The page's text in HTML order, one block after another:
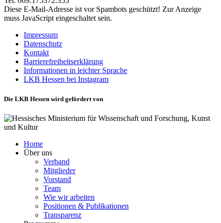
Diese E-Mail-Adresse ist vor Spambots geschützt! Zur Anzeige
muss JavaScript eingeschaltet sein.
Impressum
Datenschutz
Kontakt
Barrierefreiheitserklärung
Informationen in leichter Sprache
LKB Hessen bei Instagram
Die LKB Hessen wird gefördert von
Home
Über uns
Verband
Mitglieder
Vorstand
Team
Wie wir arbeiten
Positionen & Publikationen
Transparenz